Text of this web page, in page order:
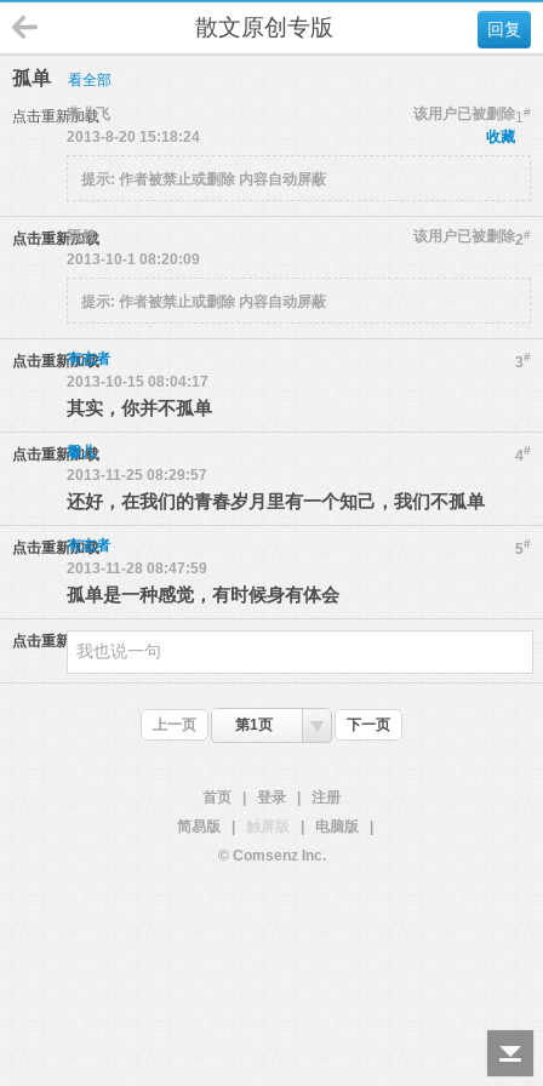
回复
散文原创专版
孤单 看全部
点击重新加载 1#
燕儿飞
该用户已被删除
收藏
2013-8-20 15:18:24
提示: 作者被禁止或删除 内容自动屏蔽
点击重新加载 2#
焉然
该用户已被删除
2013-10-1 08:20:09
提示: 作者被禁止或删除 内容自动屏蔽
点击重新加载 3#
有志者
2013-10-15 08:04:17
其实，你并不孤单
点击重新加载 4#
馨儿
2013-11-25 08:29:57
还好，在我们的青春岁月里有一个知己，我们不孤单
点击重新加载 5#
有志者
2013-11-28 08:47:59
孤单是一种感觉，有时候身有体会
点击重新加载
上一页 第1页 下一页
首页 登录
注册
简易版
触屏版 电脑版
© Comsenz Inc.